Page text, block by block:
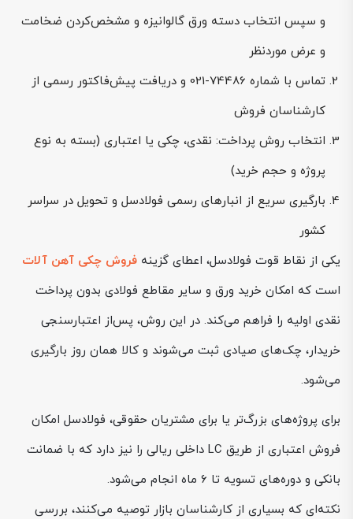
و سپس انتخاب دسته ورق گالوانیزه و مشخص‌کردن ضخامت
و عرض موردنظر
تماس با شماره 74486-021 و دریافت پیش‌فاکتور رسمی از
کارشناسان فروش
انتخاب روش پرداخت: نقدی، چکی یا اعتباری (بسته به نوع
پروژه و حجم خرید)
بارگیری سریع از انبارهای رسمی فولادسل و تحویل در سراسر
کشور
یکی از نقاط قوت فولادسل، اعطای گزینه فروش چکی آهن آلات
است که امکان خرید ورق و سایر مقاطع فولادی بدون پرداخت
نقدی اولیه را فراهم می‌کند. در این روش، پس‌از اعتبارسنجی
خریدار، چک‌های صیادی ثبت می‌شوند و کالا همان روز بارگیری
می‌شود.
برای پروژه‌های بزرگ‌تر یا برای مشتریان حقوقی، فولادسل امکان
فروش اعتباری از طریق LC داخلی ریالی را نیز دارد که با ضمانت
بانکی و دوره‌های تسویه تا ۶ ماه انجام می‌شود.
نکته‌ای که بسیاری از کارشناسان بازار توصیه می‌کنند، بررسی